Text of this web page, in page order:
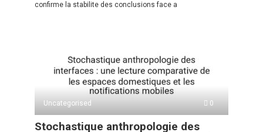
confirme la stabilite des conclusions face a
Uncategorised 0
Stochastique anthropologie des